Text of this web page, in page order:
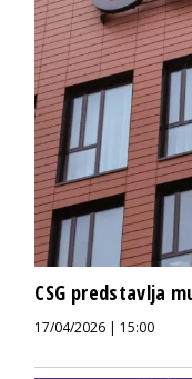
CSG predstavlja
17/04/2026 | 15:00